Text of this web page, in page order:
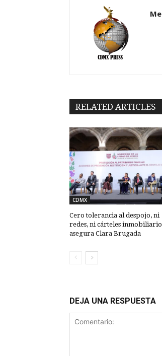
RELATED ARTICLES
CDMX
Cero tolerancia al despojo, ni
redes, ni cárteles
asegura Clara Brugada
DEJA UNA RESPUESTA